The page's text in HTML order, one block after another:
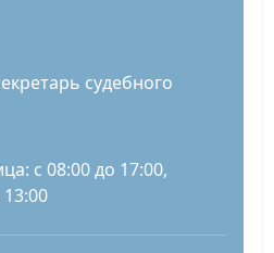
судебного
с 08:00 до 17:00,